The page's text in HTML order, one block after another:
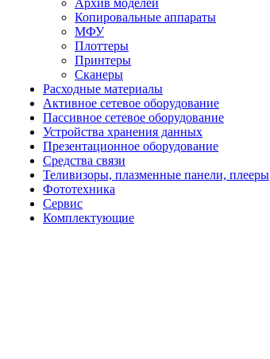
Архив моделей
Копировальные аппараты
МФУ
Плоттеры
Принтеры
Сканеры
Расходные материалы
Активное сетевое оборудование
Пассивное сетевое оборудование
Устройства хранения данных
Презентационное оборудование
Средства связи
Теливизоры, плазменные панели, плееры
Фототехника
Сервис
Комплектующие